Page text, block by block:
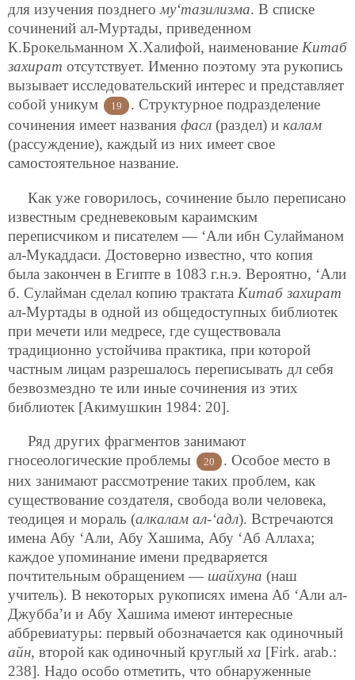
для изучения позднегому‘тазилизма. В списке
сочинений ал-Муртады, приведенном
К.Брокельманном Х.Халифой, наименование Китаб
захират отсутствует. Именно поэтому эта рукопись
вызывает исследовательский интерес и представляет
собой уникум
19
. Структурное подразделение
сочинения имеет названия фасл (раздел) и калам
(рассуждение), каждый из них имеет свое
самостоятельное название.
Как уже говорилось, сочинение было переписано
известным средневековым караимским
переписчиком и писателем — ‘Али ибн Сулайманом
ал-Мукаддаси. Достоверно известно, что копия
была закончен в Египте в 1083 г.н.э. Вероятно, ‘Али
б. Сулайман сделал копию трактата Китаб захират
ал-Муртады в одной из общедоступных библиотек
при мечети или медресе, где существовала
традиционно устойчива практика, при которой
частным лицам разрешалось переписывать дл себя
безвозмездно те или иные сочинения из этих
библиотек [Акимушкин 1984: 20].
Ряд других фрагментов занимают
гносеологические проблемы
20
. Особое место в
них занимают рассмотрение таких проблем, как
существование создателя, свобода воли человека,
теодицея и мораль (алкалам ал-‘адл). Встречаются
имена Абу ‘Али, Абу Хашима, Абу ‘Аб Аллаха;
каждое упоминание имени предваряется
почтительным обращением — шайхуна (наш
учитель). В некоторых рукописях имена Аб ‘Али ал-
Джубба’и и Абу Хашима имеют интересные
аббревиатуры: первый обозначается как одиночный
айн, второй как одиночный круглый ха [Firk. аrab.:
238]. Надо особо отметить, что обнаруженные